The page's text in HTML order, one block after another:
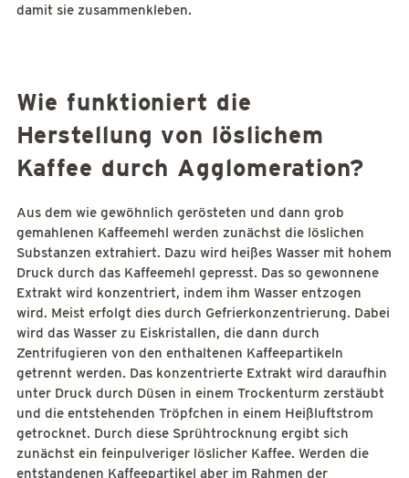
damit sie zusammenkleben.
Wie funktioniert die
Herstellung von löslichem
Kaffee durch Agglomeration?
Aus dem wie gewöhnlich gerösteten und dann grob
gemahlenen Kaffeemehl werden zunächst die löslichen
Substanzen extrahiert. Dazu wird heißes Wasser mit hohem
Druck durch das Kaffeemehl gepresst. Das so gewonnene
Extrakt wird konzentriert, indem ihm Wasser entzogen
wird. Meist erfolgt dies durch Gefrierkonzentrierung. Dabei
wird das Wasser zu Eiskristallen, die dann durch
Zentrifugieren von den enthaltenen Kaffeepartikeln
getrennt werden. Das konzentrierte Extrakt wird daraufhin
unter Druck durch Düsen in einem Trockenturm zerstäubt
und die entstehenden Tröpfchen in einem Heißluftstrom
getrocknet. Durch diese Sprühtrocknung ergibt sich
zunächst ein feinpulveriger löslicher Kaffee. Werden die
entstandenen Kaffeepartikel aber im Rahmen der